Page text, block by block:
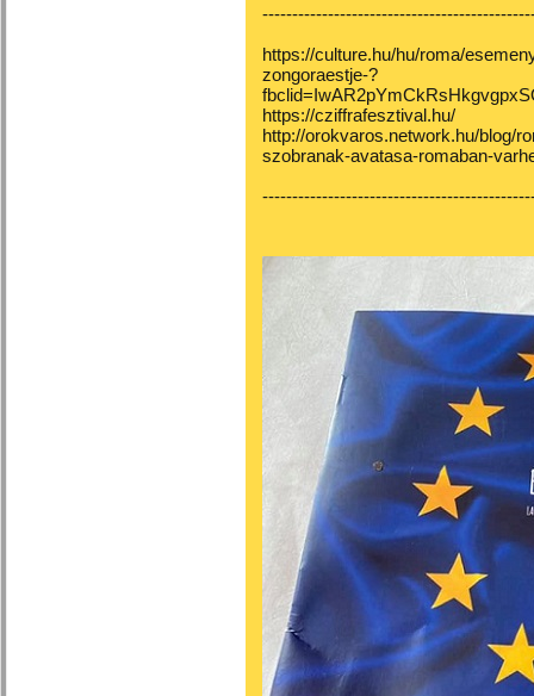
https://culture.hu/hu/roma/
zongoraestje-?
https://cziffrafesztival.hu/
http://orokvaros.network.hu/blog/
szobranak-avatasa-romaban-